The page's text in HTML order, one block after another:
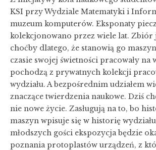
KSI przy Wydziale Matematyki i
muzeum komputerów. Eksponaty
kolekcjonowano przez wiele lat. Zbiór
choćby dlatego, że stanowią go
czasie swojej świetności pracowały na
pochodzą z prywatnych kolekcji
wydziału. A bezpośrednim udziałem
znaczące twierdzenia naukowe. Dziś
nie nowe życie. Zasługują na to, bo
maszyn wpisuje się w historię
młodszych gości ekspozycja będzie
poznania protoplastów urządzeń, z